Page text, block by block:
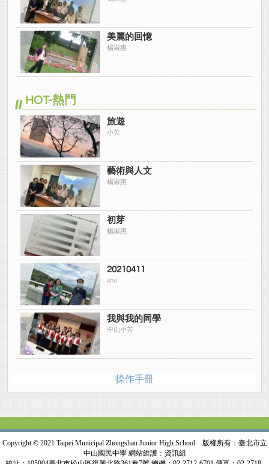
美麗的回憶
楊淑惠
HOT-熱門
旅遊
小芳
藝術與人文
楊淑惠
初芽
楊淑惠
20210411
shu
我與我的同學
中山小芳
操作手冊
Copyright © 2021 Taipei Municipal Zhongshan Junior High School 版權所有：臺北市立
中山國民中學 網站維護：資訊組